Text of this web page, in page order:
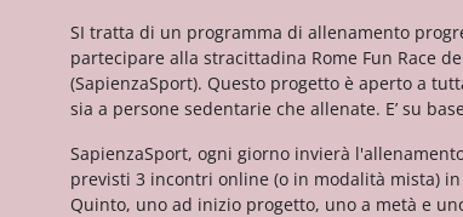
SI tratta di un programma di allenamento
partecipare alla stracittadina Rome Fun Race
(SapienzaSport). Questo progetto è aperto a
sia a persone sedentarie che allenate. E’ su
SapienzaSport, ogni giorno invierà
previsti 3 incontri online (o in modalità mista)
Quinto, uno ad inizio progetto, uno a metà e